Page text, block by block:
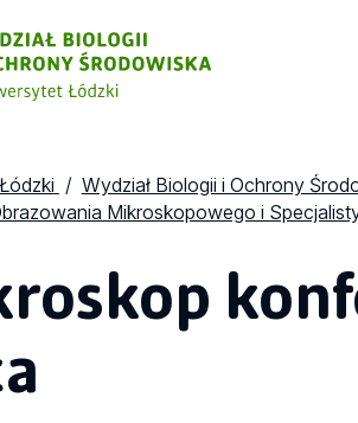
Wydział Biologii i Ochrony
Mikroskopowego i